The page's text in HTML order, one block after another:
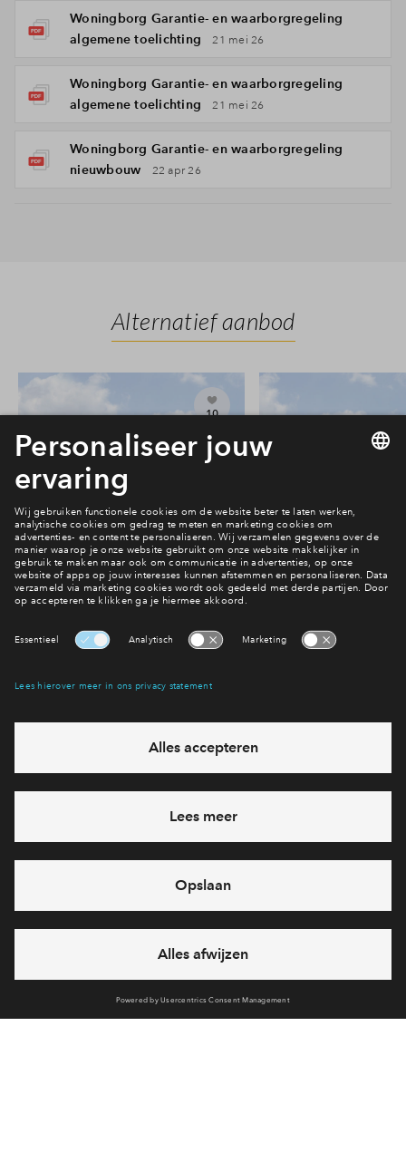
Woningborg Garantie- en waarborgregeling
algemene toelichting
21 mei 26
Woningborg Garantie- en waarborgregeling
algemene toelichting
21 mei 26
Woningborg Garantie- en waarborgregeling
nieuwbouw
22 apr 26
Alternatief aanbod
10
#031
In optie
Rijwoning #031
€ 550.000 v.o.n.
#034
Rijwoning
Hiermee blijf je op de hoogte van het belangrijkste nieuws en
Ja, ik wil mij aanmelden
Heb je een vraag en wil je direct antwoord? Bel ons op
6 dagen per week beschikbaar (behalve tijdens